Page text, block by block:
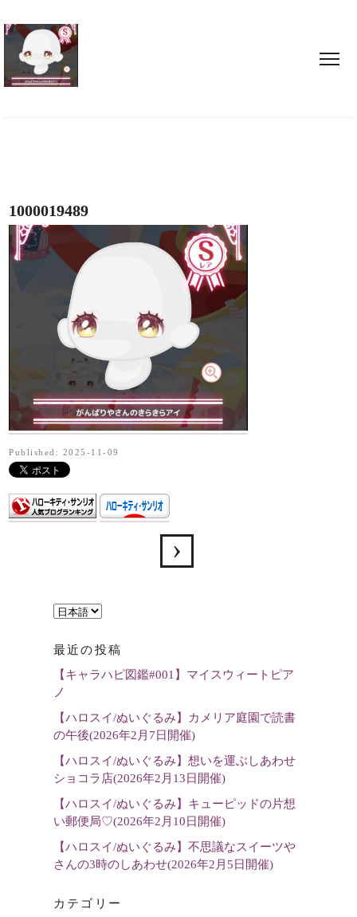
1000019489
Published: 2025-11-09
言
を
選
最近の投稿
【キャラハピ図鑑#001】マイスウィートピア
ノ
【ハロスイ/ぬいぐるみ】カメリア庭園で読書
の午後(2026年2月7日開催)
【ハロスイ/ぬいぐるみ】想いを運ぶしあわせ
ショコラ店(2026年2月13日開催)
【ハロスイ/ぬいぐるみ】キューピッドの片想
い郵便局♡(2026年2月10日開催)
【ハロスイ/ぬいぐるみ】不思議なスイーツや
さんの3時のしあわせ(2026年2月5日開催)
カテゴリー